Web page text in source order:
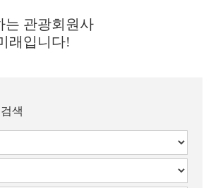
황
는 관광회원사
래 입니다!
색